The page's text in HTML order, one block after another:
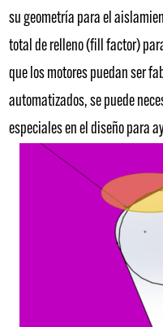
su geometría para el
total de relleno (fill factor)
que los motores puedan ser
automatizados, se puede
especiales en el diseño para